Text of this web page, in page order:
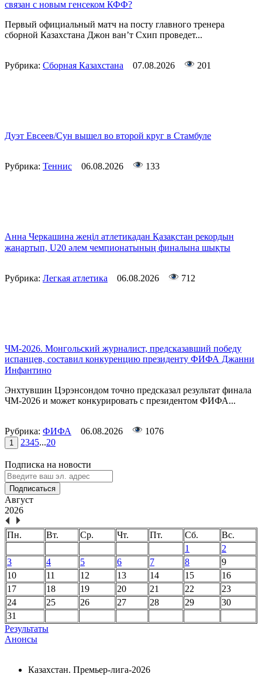
связан с новым генсеком КФФ?
Первый официальный матч на посту главного тренера
сборной Казахстана Джон ван’т Схип проведет...
Рубрика: Сборная Казахстана 07.08.2026 201
Дуэт Евсеев/Сун вышел во второй круг в Стамбуле
Рубрика: Теннис 06.08.2026 133
Анна Черкашина жеңіл атлетикадан Қазақстан рекордын
жаңартып, U20 әлем чемпионатының финалына шықты
Рубрика: Легкая атлетика 06.08.2026 712
ЧМ-2026. Монгольский журналист, предсказавший победу
испанцев, составил конкуренцию президенту ФИФА Джанни
Инфантино
Энхтувшин Цэрэнсондом точно предсказал результат финала
ЧМ-2026 и может конкурировать с президентом ФИФА...
Рубрика: ФИФА 06.08.2026 1076
1 2345...20
Подписка на новости
Подписаться
Август
2026
Пн. Вт. Ср. Чт. Пт. Сб.
Вс.
1
2
3
4 5 6 7 8
9
10
11 12 13 14 15
16
17
18 19 20 21 22
23
24
25 26 27 28 29
30
31
Результаты
Анонсы
Казахстан. Премьер-лига-2026